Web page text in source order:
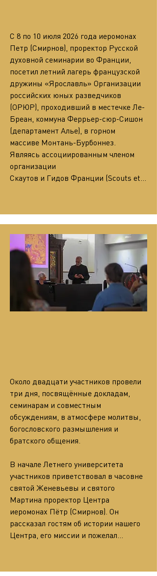
С 8 по 10 июля 2026 года иеромонах
Петр (Смирнов), проректор Русской
духовной семинарии во Франции,
посетил летний лагерь французской
дружины «Ярославль» Организации
российских юных разведчиков
(ОРЮР), проходивший в местечке Ле-
Бреан, коммуна Феррьер-сюр-Сишон
(департамент Алье), в горном
массиве Монтань-Бурбоннез.
Являясь ассоциированным членом
организации
Скаутов и Гидов Франции (Scouts et…
Около двадцати участников провели
три дня, посвящённые докладам,
семинарам и совместным
обсуждениям, в атмосфере молитвы,
богословского размышления и
братского общения.
В начале Летнего университета
участников приветствовал в часовне
святой Женевьевы и святого
Мартина проректор Центра
иеромонах Пётр (Смирнов). Он
рассказал гостям об истории нашего
Центра, его миссии и пожелал…